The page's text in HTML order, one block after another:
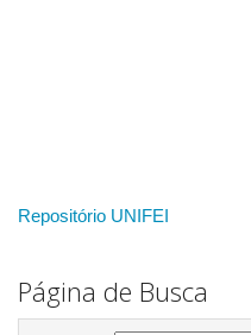
Repositório UNIFEI
Página de Busca